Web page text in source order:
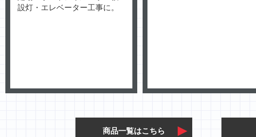
設灯・エレベーター工事に。
商品一覧はこちら